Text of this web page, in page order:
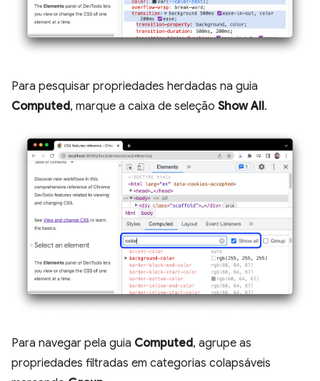
Para pesquisar propriedades herdadas na guia
Computed, marque a caixa de seleção Show All.
Para navegar pela guia Computed, agrupe as
propriedades filtradas em categorias colapsáveis